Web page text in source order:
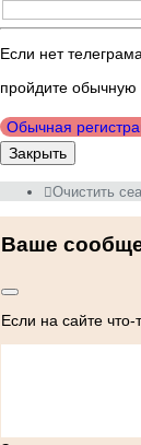
Если нет
пройдите обычную
Обычная
Закрыть
Очистить
Ваше
Если на сайте